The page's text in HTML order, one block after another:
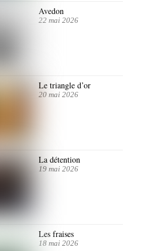
Avedon
22 mai 2026
Le triangle d’or
20 mai 2026
La détention
19 mai 2026
Les fraises
18 mai 2026